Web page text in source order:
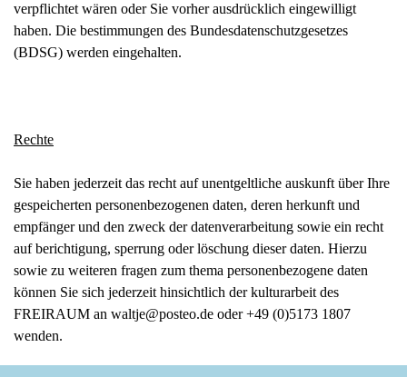
verpflichtet wären oder Sie vorher ausdrücklich eingewilligt
haben. Die bestimmungen des Bundesdatenschutzgesetzes
(BDSG) werden eingehalten.
Rechte
Sie haben jederzeit das recht auf unentgeltliche auskunft über Ihre
gespeicherten personenbezogenen daten, deren herkunft und
empfänger und den zweck der datenverarbeitung sowie ein recht
auf berichtigung, sperrung oder löschung dieser daten. Hierzu
sowie zu weiteren fragen zum thema personenbezogene daten
können Sie sich jederzeit hinsichtlich der kulturarbeit des
FREIRAUM an waltje@posteo.de oder +49 (0)5173 1807
wenden.